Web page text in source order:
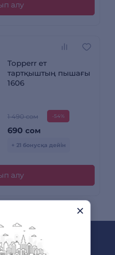
алу
Topperr ет
тартқыштың пышағы
1606
1 490 сом -54%
690 сом
+ 21 бонусқа дейін
алу